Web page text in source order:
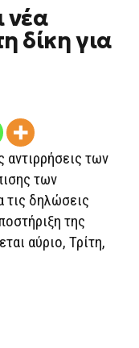
ΈΝΤΑΣΗ
ΚΑΙ
ΝΈΑ
ΔΙΑΚΟΠΉ
νέα
δίκη για
αντιρρήσεις των
των
τις δηλώσεις
της
αύριο, Τρίτη,